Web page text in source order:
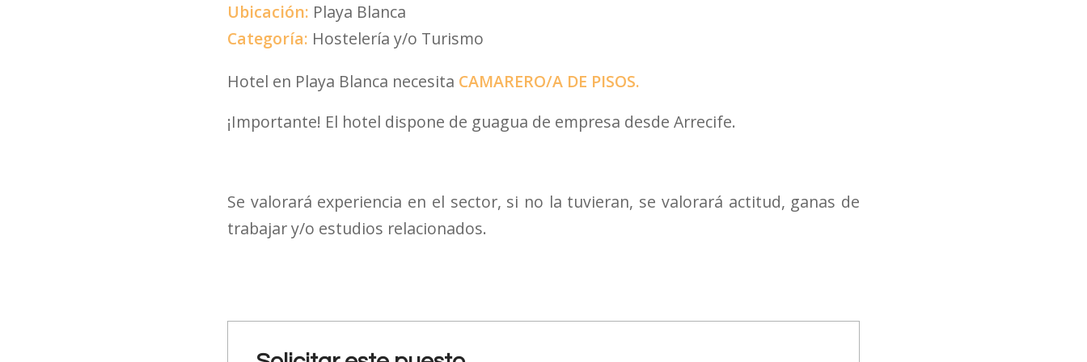
Ubicación: Playa Blanca
Categoría: Hostelería y/o Turismo
Hotel en Playa Blanca necesita CAMARERO/A DE PISOS.
¡Importante! El hotel dispone de guagua de empresa desde Arrecife.
Se valorará experiencia en el sector, si no la tuvieran, se valorará actitud, ganas de
trabajar y/o estudios relacionados.